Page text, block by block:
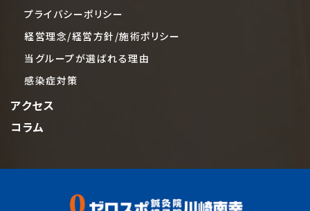
プライバシーポリシー
経営理念/経営方針/施術ポリシー
当グループが選ばれる理由
感染症対策
アクセス
コラム